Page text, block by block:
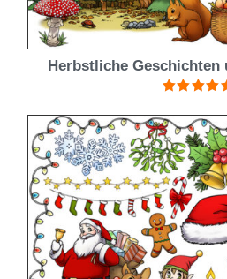
Herbstliche
4.92von 5